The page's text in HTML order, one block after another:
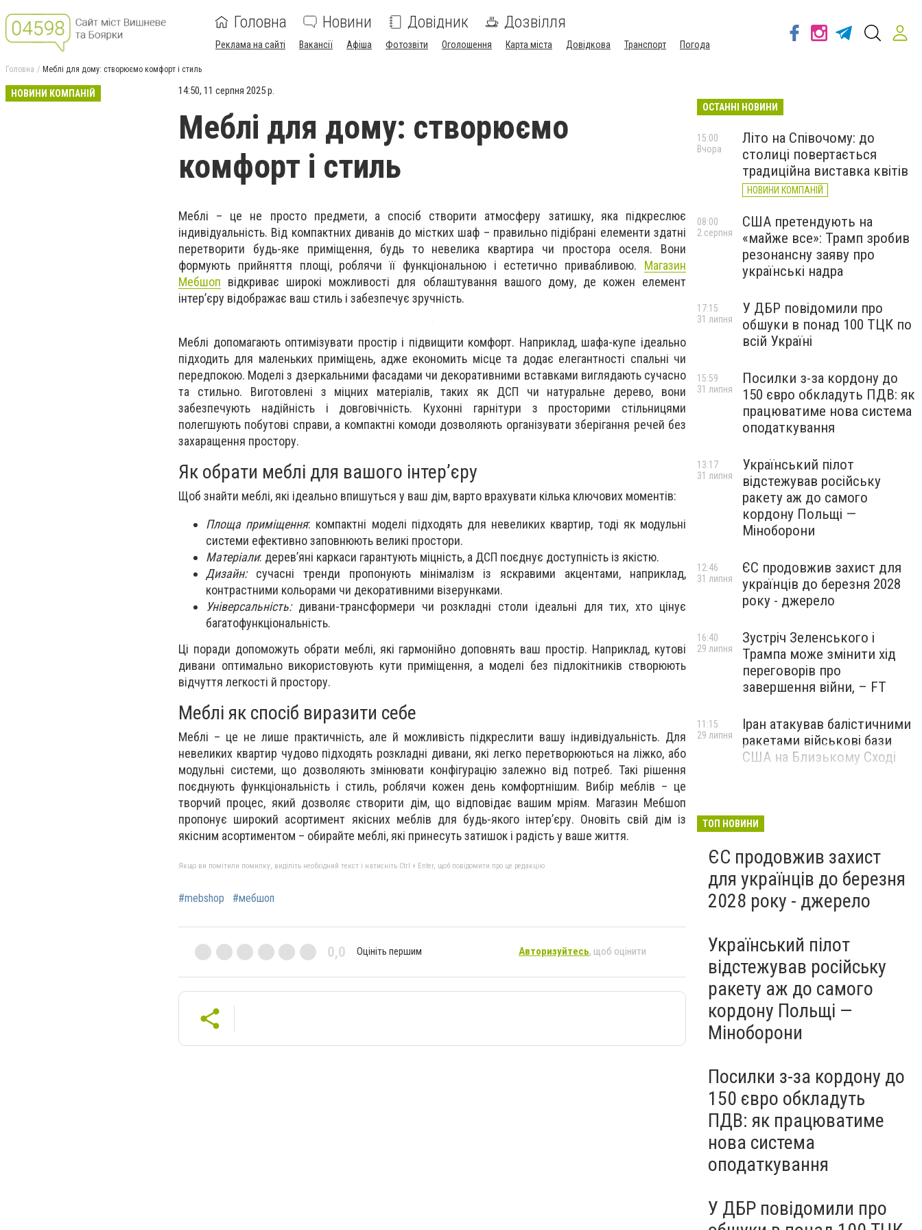
Головна Новини Довідник Дозвілля
Реклама на сайті Вакансії Афіша Фотозвіти Оголошення Карта міста Довідкова Транспорт Погода
Головна Меблі для дому: створюємо комфорт і стиль
НОВИНИ КОМПАНІЙ 14:50, 11 серпня 2025 р.
Меблі для дому: створюємо
комфорт і стиль
Меблі – це не просто предмети, а спосіб створити атмосферу затишку, яка підкреслює
індивідуальність. Від компактних диванів до містких шаф – правильно підібрані елементи здатні
перетворити будь-яке приміщення, будь то невелика квартира чи простора оселя. Вони
формують прийняття площі, роблячи її функціональною і естетично привабливою. Магазин
Мебшоп відкриває широкі можливості для облаштування вашого дому, де кожен елемент
інтер’єру відображає ваш стиль і забезпечує зручність.
Меблі допомагають оптимізувати простір і підвищити комфорт. Наприклад, шафа-купе ідеально
підходить для маленьких приміщень, адже економить місце та додає елегантності спальні чи
передпокою. Моделі з дзеркальними фасадами чи декоративними вставками виглядають сучасно
та стильно. Виготовлені з міцних матеріалів, таких як ДСП чи натуральне дерево, вони
забезпечують надійність і довговічність. Кухонні гарнітури з просторими стільницями
полегшують побутові справи, а компактні комоди дозволяють організувати зберігання речей без
захаращення простору.
Як обрати меблі для вашого інтер’єру
Щоб знайти меблі, які ідеально впишуться у ваш дім, варто врахувати кілька ключових моментів:
Площа приміщення: компактні моделі підходять для невеликих квартир, тоді як модульні
системи ефективно заповнюють великі простори.
Матеріали: дерев’яні каркаси гарантують міцність, а ДСП поєднує доступність із якістю.
Дизайн:сучасні тренди пропонують мінімалізм із яскравими акцентами, наприклад,
контрастними кольорами чи декоративними візерунками.
Універсальність:дивани-трансформери чи розкладні столи ідеальні для тих, хто цінує
багатофункціональність.
Ці поради допоможуть обрати меблі, які гармонійно доповнять ваш простір. Наприклад, кутові
дивани оптимально використовують кути приміщення, а моделі без підлокітників створюють
відчуття легкості й простору.
Меблі як спосіб виразити себе
Меблі – це не лише практичність, але й можливість підкреслити вашу індивідуальність. Для
невеликих квартир чудово підходять розкладні дивани, які легко перетворюються на ліжко, або
модульні системи, що дозволяють змінювати конфігурацію залежно від потреб. Такі рішення
поєднують функціональність і стиль, роблячи кожен день комфортнішим. Вибір меблів – це
творчий процес, який дозволяє створити дім, що відповідає вашим мріям. Магазин Мебшоп
пропонує широкий асортимент якісних меблів для будь-якого інтер’єру. Оновіть свій дім із
якісним асортиментом – обирайте меблі, які принесуть затишок і радість у ваше життя.
Якщо ви помітили помилку, виділіть необхідний текст і натисніть Ctrl + Enter, щоб повідомити про це редакцію
#mebshop #мебшоп
0,0 Оцініть першим Авторизуйтесь, щоб оцінити
ОСТАННІ НОВИНИ
Літо на Співочому: до
столиці повертається
традиційна виставка квітів
НОВИНИ КОМПАНІЙ
15:00
Вчора
США претендують на
«майже все»: Трамп зробив
резонансну заяву про
українські надра
08:00
2 серпня
У ДБР повідомили про
обшуки в понад 100 ТЦК по
всій Україні
17:15
31 липня
Посилки з-за кордону до
150 євро обкладуть ПДВ: як
працюватиме нова система
оподаткування
15:59
31 липня
Український пілот
відстежував російську
ракету аж до самого
кордону Польщі —
Міноборони
13:17
31 липня
ЄС продовжив захист для
українців до березня 2028
року - джерело
12:46
31 липня
Зустріч Зеленського і
Трампа може змінити хід
переговорів про
завершення війни, – FT
16:40
29 липня
Іран атакував балістичними
ракетами військові бази
США на Близькому Сході
11:15
29 липня
ТОП НОВИНИ
ЄС продовжив захист
для українців до березня
2028 року - джерело
Український пілот
відстежував російську
ракету аж до самого
кордону Польщі —
Міноборони
Посилки з-за кордону до
150 євро обкладуть
ПДВ: як працюватиме
нова система
оподаткування
У ДБР повідомили про